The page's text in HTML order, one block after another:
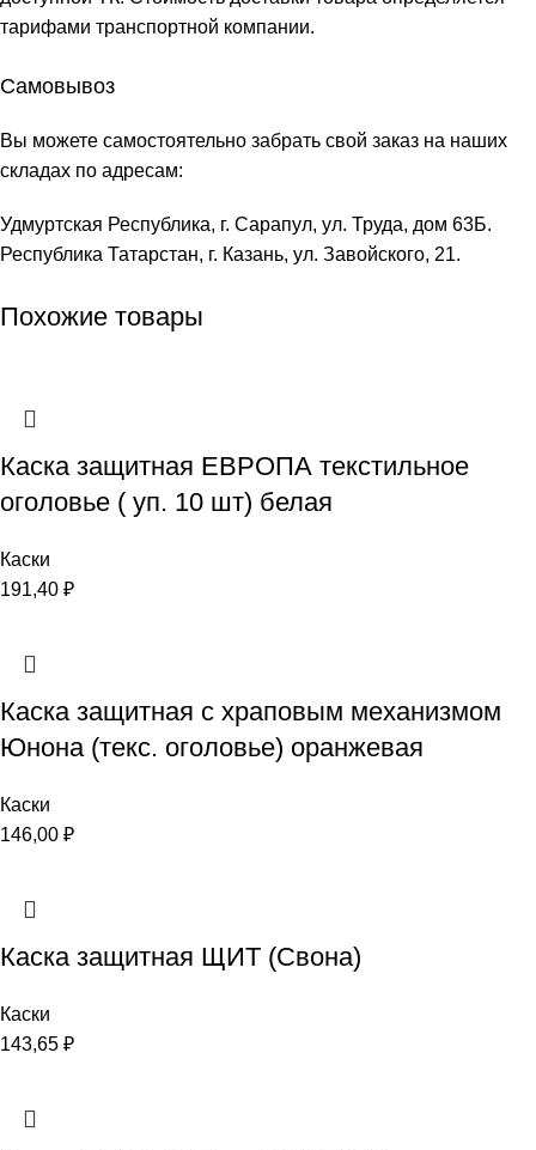
тарифами транспортной компании.
Самовывоз
Вы можете самостоятельно забрать свой заказ на наших
складах по адресам:
Удмуртская Республика, г. Сарапул, ул. Труда, дом 63Б.
Республика Татарстан, г. Казань, ул. Завойского, 21.
Похожие товары
Каска защитная ЕВРОПА текстильное
оголовье ( уп. 10 шт) белая
Каски
191,40 ₽
Каска защитная с храповым механизмом
Юнона (текс. оголовье) оранжевая
Каски
146,00 ₽
Каска защитная ЩИТ (Свона)
Каски
143,65 ₽